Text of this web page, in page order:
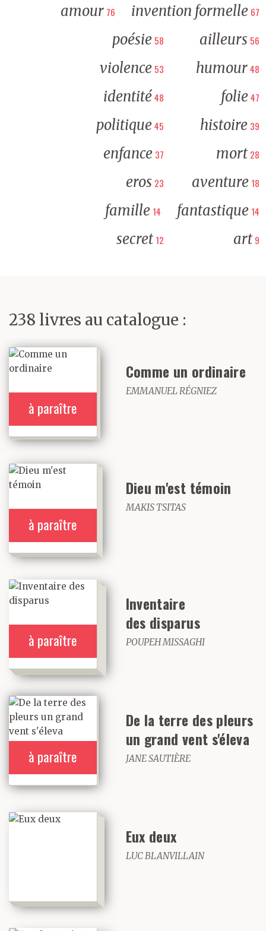
amour 76 invention formelle 67
poésie 58 ailleurs 56
violence 53 humour48
identité48 folie47
politique45 histoire 39
enfance 37 mort 28
eros 23 aventure 18
famille 14 fantastique 14
secret 12 art 9
238 livres au catalogue :
à paraître
Comme un ordinaire
EMMANUEL RÉGNIEZ
à paraître
Dieu m'est témoin
MAKIS TSITAS
à paraître
Inventaire
des disparus
POUPEH MISSAGHI
à paraître
De la terre des pleurs
un grand vent s'éleva
JANE SAUTIÈRE
Eux deux
LUC BLANVILLAIN